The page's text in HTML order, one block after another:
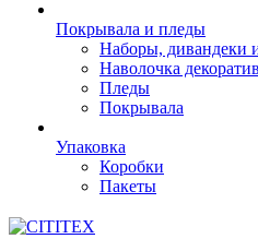
Покрывала и пледы
Наборы, дивандеки
Наволочка
Пледы
Покрывала
Упаковка
Коробки
Пакеты